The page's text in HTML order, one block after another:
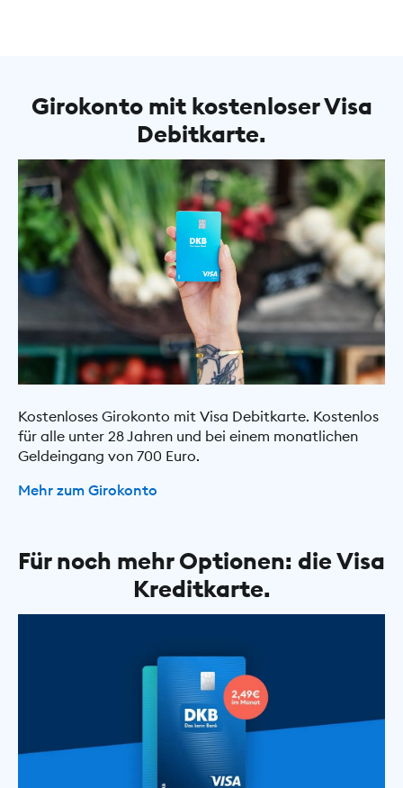
Girokonto mit kostenloser Visa
Debitkarte.
Kostenloses Girokonto mit Visa Debitkarte. Kostenlos
für alle unter 28 Jahren und bei einem monatlichen
Geldeingang von 700 Euro.
Mehr zum Girokonto
Für noch mehr Optionen: die Visa
Kreditkarte.